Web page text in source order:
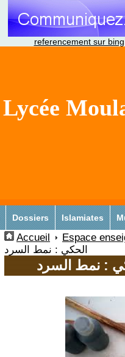
referencement sur bing
Lycée
Dossiers Islamiates
Accueil
Espace
الحكي : نمط السرد
: نمط السرد